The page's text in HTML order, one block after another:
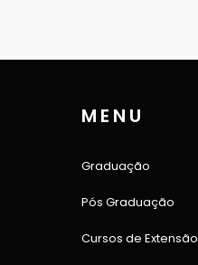
MENU
Graduação
Pós Graduação
Cursos de Extensão